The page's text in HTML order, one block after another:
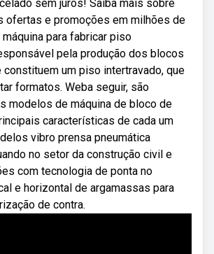
sem juros! Saiba mais sobre
ofertas e promoções em milhões de
para fabricar piso
pela produção dos blocos
constituem um piso intertravado, que
formatos. Weba seguir, são
modelos de máquina de bloco de
características de cada um
vibro prensa pneumática
no setor da construção civil e
com tecnologia de ponta no
e horizontal de argamassas para
de contra.